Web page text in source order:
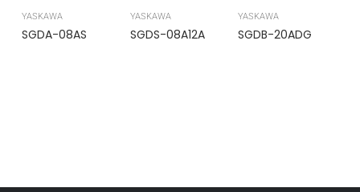
YASKAWA
SGDA-08AS
YASKAWA
SGDS-08A12A
YASKAWA
SGDB-20ADG